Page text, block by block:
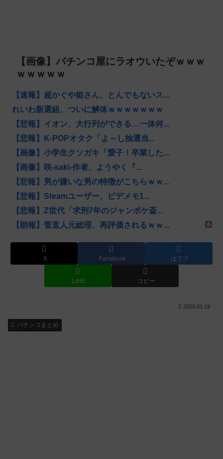
【画像】パチンコ屋にラオウいたぞｗｗｗ
ｗｗｗｗｗ
【速報】超かぐや姫さん、とんでもないス...
れいわ新選組、ついに解体ｗｗｗｗｗｗｗ
【悲報】イオン、大行列ができる…一体何...
【悲報】K-POPオタク「よ～し抽選当...
【画像】小学生クソガキ「愛子！卒業した...
【画像】咲-saki-作者、ようやく『...
【悲報】男が嫌いな男の特徴がこちらｗｗ...
【悲報】Steamユーザー、ビデメモ1...
【悲報】Z世代「求刑7年のジャンポケ斎...
【朗報】菅直人元総理、再評価されるｗｗ...
X Facebook はてブ
LINE コピー
2020.01.19
パチンコまとめ